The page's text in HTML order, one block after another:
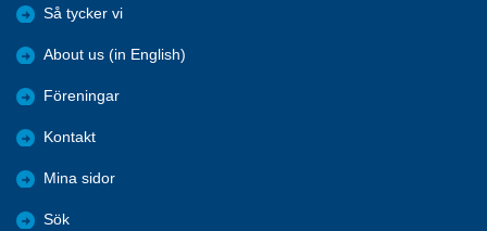
Så tycker vi
About us (in English)
Föreningar
Kontakt
Mina sidor
Sök